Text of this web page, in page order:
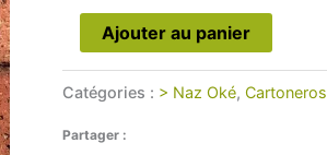
quantité
de
Cartoneros
familiale”
Ajouter au panier
Catégories : > Naz Oké, Cartoneros
Partager :